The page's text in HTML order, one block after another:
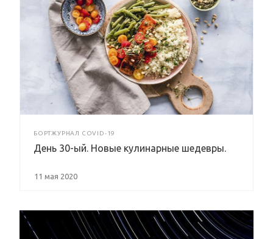
БОРТЖУРНАЛ COVID-19
День 30-ый. Новые кулинарные шедевры.
11 мая 2020